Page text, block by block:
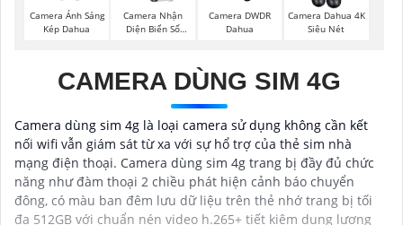
Camera Ánh Sáng
Kép Dahua
Camera Nhận
Diện Biển Số
Camera DWDR
Dahua
Camera Dahua 4K
Siêu Nét
CAMERA DÙNG SIM 4G
Camera dùng sim 4g là loại camera sử dụng không cần kết
nối wifi vẫn giám sát từ xa với sự hổ trợ của thẻ sim nhà
mạng điện thoại. Camera dùng sim 4g trang bị đầy đủ chức
năng như đàm thoại 2 chiều phát hiện cảnh báo chuyển
đông, có màu ban đêm lưu dữ liệu trên thẻ nhớ trang bị tối
đa 512GB với chuẩn nén video h.265+ tiết kiệm dung lượng